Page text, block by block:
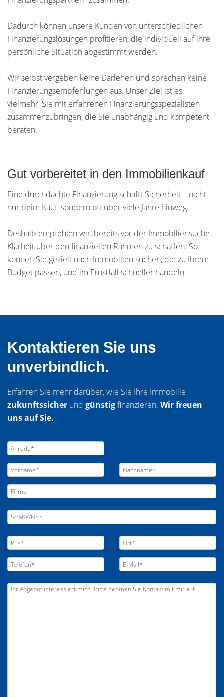
Dadurch können unsere Kunden von unterschiedlichen
Finanzierungslösungen profitieren, die individuell auf ihre
persönliche Situation abgestimmt werden.
Wir selbst vergeben keine Darlehen und sprechen keine
Finanzierungsempfehlungen aus. Unser Ziel ist es
vielmehr, Sie mit erfahrenen Finanzierungsspezialisten
zusammenzubringen, die Sie unabhängig und kompetent
beraten.
Gut vorbereitet in den Immobilienkauf
Eine durchdachte Finanzierung schafft Sicherheit – nicht
nur beim Kauf, sondern oft über viele Jahre hinweg.
Deshalb empfehlen wir, bereits vor der Immobiliensuche
Klarheit über den finanziellen Rahmen zu schaffen. So
können Sie gezielt nach Immobilien suchen, die zu Ihrem
Budget passen, und im Ernstfall schneller handeln.
Kontaktieren Sie uns
unverbindlich.
Erfahren Sie mehr darüber, wie Sie Ihre Immobilie
zukunftssicher und günstigfinanzieren. Wir freuen
uns auf Sie.